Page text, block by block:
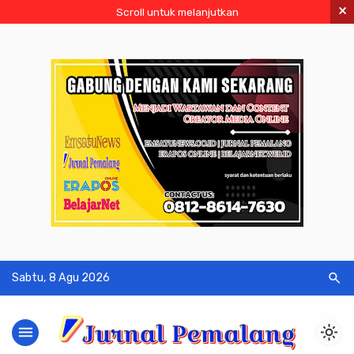
Scroll untuk melanjutkan ×
Sabtu, 8 Agu 2026 search
menu light_mode